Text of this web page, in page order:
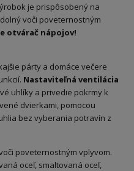
je prispôsobený na
voči poveternostným
otvárač nápojov!
párty a domáce večere
Nastaviteľná ventilácia
uhlíky a privedie pokrmy k
dvierkami, pomocou
bez vyberania potravín z
poveternostným vplyvom.
oceľ, smaltovaná oceľ,